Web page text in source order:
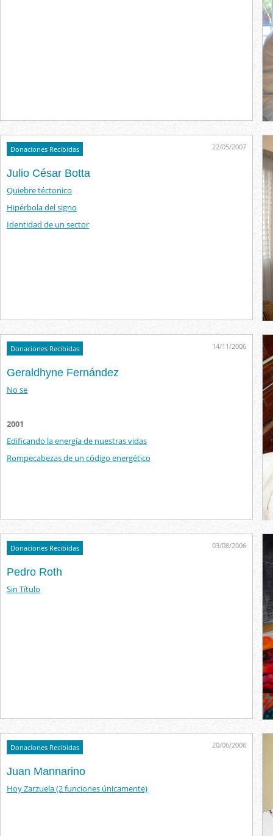
Donaciones Recibidas 22/05/2007
Julio César Botta
Quiebre téctonico
Hipérbola del signo
Identidad de un sector
Donaciones Recibidas 14/11/2006
Geraldhyne Fernández
No se
2001
Edificando la energía de nuestras vidas
Rompecabezas de un código energético
Donaciones Recibidas 03/08/2006
Pedro Roth
Sin Título
Donaciones Recibidas 20/06/2006
Juan Mannarino
Hoy Zarzuela (2 funciones únicamente)